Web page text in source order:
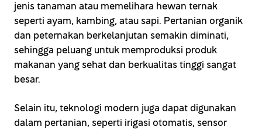
jenis tanaman atau memelihara hewan ternak
seperti ayam, kambing, atau sapi. Pertanian organik
dan peternakan berkelanjutan semakin diminati,
sehingga peluang untuk memproduksi produk
makanan yang sehat dan berkualitas tinggi sangat
besar.
Selain itu, teknologi modern juga dapat digunakan
dalam pertanian, seperti irigasi otomatis, sensor